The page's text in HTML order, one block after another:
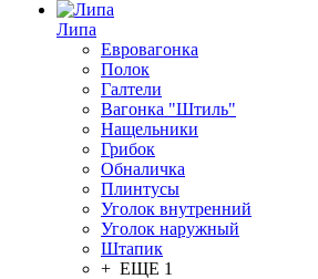
Липа
Евровагонка
Полок
Галтели
Вагонка "Штиль"
Нащельники
Грибок
Обналичка
Плинтусы
Уголок внутренний
Уголок наружный
Штапик
+ ЕЩЕ 1